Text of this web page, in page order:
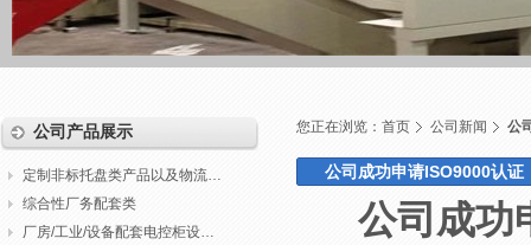
公司产品展示
定制非标托盘类产品以及物流包装
综合性厂务配套类
厂房/工业/设备配套电控柜设计制作调试
您正在浏览： 首页 公司新闻 公
公司成功申请ISO9000认证
公司成功